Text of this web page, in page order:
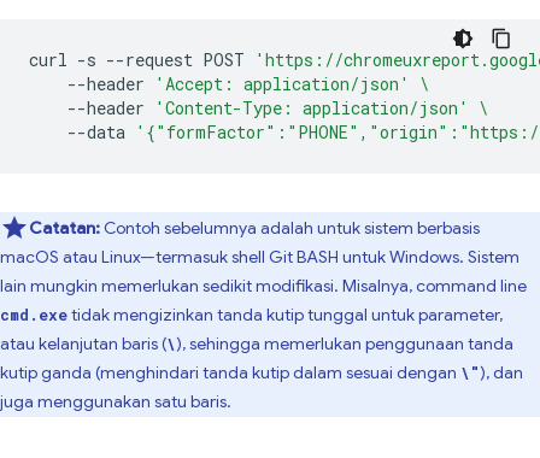
curl -s --request POST
'https://
--header
'Accept: application/json'
\
--header
'Content-Type: application/json'
\
--data
Catatan: Contoh sebelumnya adalah untuk sistem berbasis
macOS atau Linux—termasuk shell Git BASH untuk Windows. Sistem
lain mungkin memerlukan sedikit modifikasi. Misalnya, command line
cmd.exetidak mengizinkan tanda kutip tunggal untuk parameter,
atau kelanjutan baris (\), sehingga memerlukan penggunaan tanda
kutip ganda (menghindari tanda kutip dalam sesuai dengan \"), dan
juga menggunakan satu baris.